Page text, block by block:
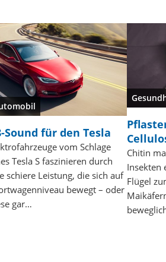
Sound für den Tesla
vom Schlage
Tesla S faszinieren durch
schiere Leistung, die sich auf
bewegt – oder
gar…
Chitin
Insekten
Flügel